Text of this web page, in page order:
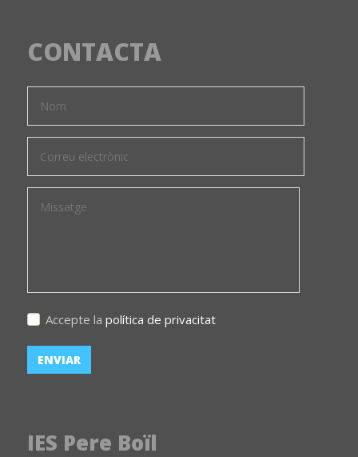
CONTACTA
Accepte la política de privacitat
IES Pere Boïl